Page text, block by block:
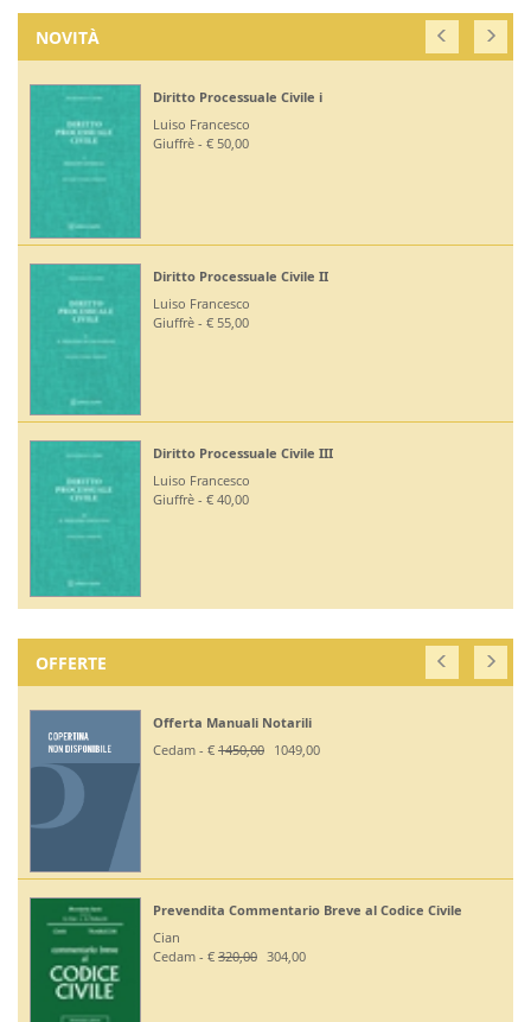
NOVITÀ
Diritto Processuale Civile i
Luiso Francesco
Giuffrè - € 50,00
Diritto Processuale Civile II
Luiso Francesco
Giuffrè - € 55,00
Diritto Processuale Civile III
Luiso Francesco
Giuffrè - € 40,00
OFFERTE
Offerta Manuali Notarili
Cedam - €1450,00 1049,00
Prevendita Commentario Breve al Codice Civile
Cian
Cedam - €320,00 304,00